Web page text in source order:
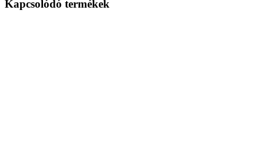
Kapcsolódó termékek